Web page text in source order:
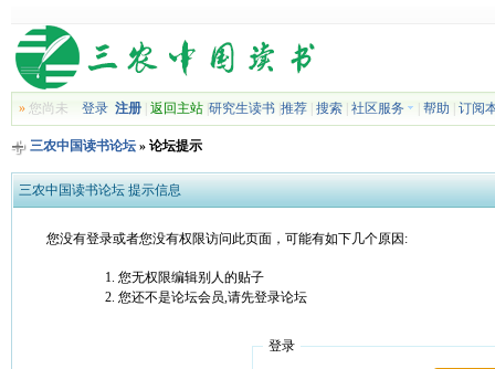
»您尚未 登录 注册| 返回主站| 研究生读书| 推荐| 搜索| 社区服务 帮助 订阅
三农中国读书论坛» 论坛提示
三农中国读书论坛 提示信息
您没有登录或者您没有权限访问此页面，可能有如下几个原因:
您无权限编辑别人的贴子
您还不是论坛会员,请先登录论坛
登录